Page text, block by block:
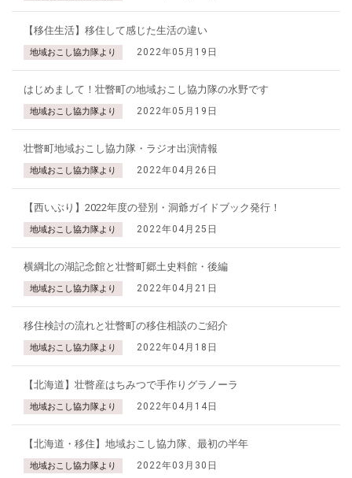
【移住生活】移住して感じた生活の違い
地域おこし協力隊より 2022年05月19日
はじめまして！壮瞥町の地域おこし協力隊の水野です
地域おこし協力隊より 2022年05月19日
壮瞥町地域おこし協力隊・ラジオ出演情報
地域おこし協力隊より 2022年04月26日
【西いぶり】2022年度の登別・洞爺ガイドブック発行！
地域おこし協力隊より 2022年04月25日
横綱北の湖記念館と壮瞥町郷土史料館・後編
地域おこし協力隊より 2022年04月21日
移住検討の流れと壮瞥町の移住相談のご紹介
地域おこし協力隊より 2022年04月18日
【北海道】壮瞥産はちみつで手作りグラノーラ
地域おこし協力隊より 2022年04月14日
【北海道・移住】地域おこし協力隊、最初の半年
地域おこし協力隊より 2022年03月30日